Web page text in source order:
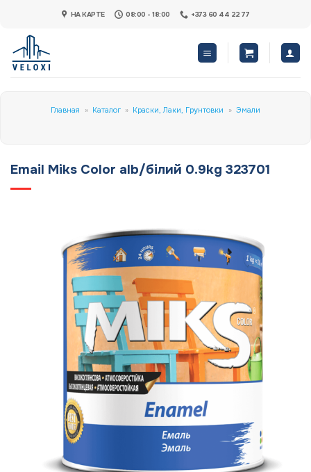
content
НА КАРТЕ 08:00 - 18:00 +373 60 44 22 77
Главная » Каталог » Краски, Лаки, Грунтовки » Эмали
Email Miks Color alb/бiлий 0.9kg 323701